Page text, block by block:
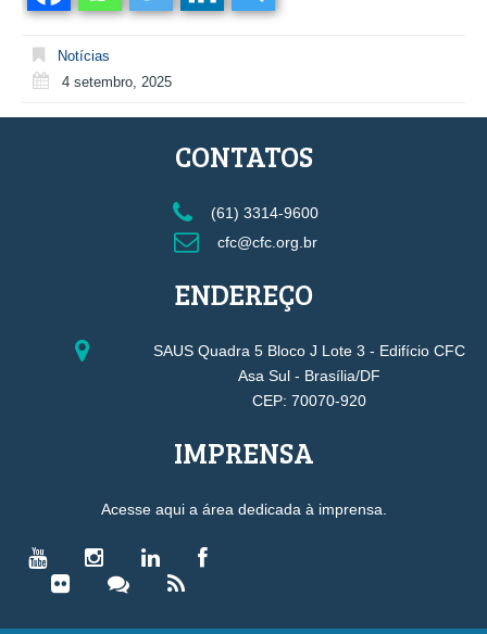
Notícias
4 setembro, 2025
CONTATOS
(61) 3314-9600
cfc@cfc.org.br
ENDEREÇO
SAUS Quadra 5 Bloco J Lote 3 - Edifício CFC
Asa Sul - Brasília/DF
CEP: 70070-920
IMPRENSA
Acesse aqui a área dedicada à imprensa.